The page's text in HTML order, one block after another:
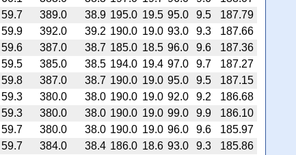
59.7 389.0 38.9 195.0 19.5 95.0 9.5
187.79
59.9 392.0 39.2 190.0 19.0 93.0 9.3
187.66
59.6 387.0 38.7 185.0 18.5 96.0 9.6
187.36
59.5 385.0 38.5 194.0 19.4 97.0 9.7
187.27
59.8 387.0 38.7 190.0 19.0 95.0 9.5
187.15
59.3 380.0 38.0 190.0 19.0 92.0 9.2
186.68
59.3 380.0 38.0 190.0 19.0 99.0 9.9
186.10
59.7 380.0 38.0 190.0 19.0 96.0 9.6
185.97
59.7 384.0 38.4 186.0 18.6 93.0 9.3
185.86